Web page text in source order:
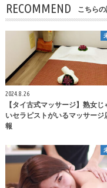
RECOMMEND こちらの
2024.8.26
【タイ古式マッサージ】熟女じ
いセラピストがいるマッサージ
報